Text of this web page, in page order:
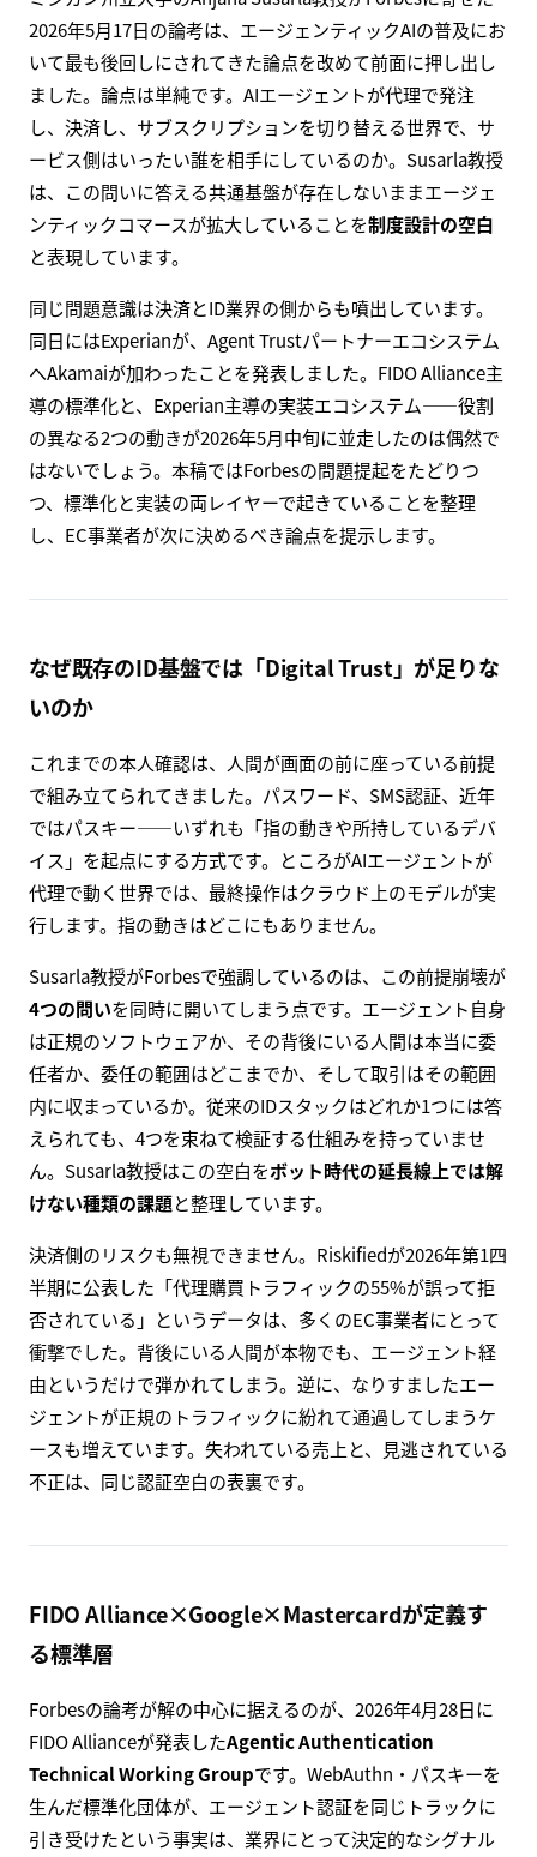
2026年5月17日の論考は、エージェンティックAIの普及にお
いて最も後回しにされてきた論点を改めて前面に押し出し
ました。論点は単純です。AIエージェントが代理で発注
し、決済し、サブスクリプションを切り替える世界で、サ
ービス側はいったい誰を相手にしているのか。Susarla教授
は、この問いに答える共通基盤が存在しないままエージェ
ンティックコマースが拡大していることを制度設計の空白
と表現しています。
同じ問題意識は決済とID業界の側からも噴出しています。
同日にはExperianが、Agent Trustパートナーエコシステム
へAkamaiが加わったことを発表しました。FIDO Alliance主
導の標準化と、Experian主導の実装エコシステム——役割
の異なる2つの動きが2026年5月中旬に並走したのは偶然で
はないでしょう。本稿ではForbesの問題提起をたどりつ
つ、標準化と実装の両レイヤーで起きていることを整理
し、EC事業者が次に決めるべき論点を提示します。
なぜ既存のID基盤では「Digital Trust」が足りな
いのか
これまでの本人確認は、人間が画面の前に座っている前提
で組み立てられてきました。パスワード、SMS認証、近年
ではパスキー——いずれも「指の動きや所持しているデバ
イス」を起点にする方式です。ところがAIエージェントが
代理で動く世界では、最終操作はクラウド上のモデルが実
行します。指の動きはどこにもありません。
Susarla教授がForbesで強調しているのは、この前提崩壊が
4つの問いを同時に開いてしまう点です。エージェント自身
は正規のソフトウェアか、その背後にいる人間は本当に委
任者か、委任の範囲はどこまでか、そして取引はその範囲
内に収まっているか。従来のIDスタックはどれか1つには答
えられても、4つを束ねて検証する仕組みを持っていませ
ん。Susarla教授はこの空白をボット時代の延長線上では解
けない種類の課題と整理しています。
決済側のリスクも無視できません。Riskifiedが2026年第1四
半期に公表した「代理購買トラフィックの55%が誤って拒
否されている」というデータは、多くのEC事業者にとって
衝撃でした。背後にいる人間が本物でも、エージェント経
由というだけで弾かれてしまう。逆に、なりすましたエー
ジェントが正規のトラフィックに紛れて通過してしまうケ
ースも増えています。失われている売上と、見逃されている
不正は、同じ認証空白の表裏です。
FIDO Alliance×Google×Mastercardが定義す
る標準層
Forbesの論考が解の中心に据えるのが、2026年4月28日に
FIDO Allianceが発表したAgentic Authentication
Technical Working Groupです。WebAuthn・パスキーを
生んだ標準化団体が、エージェント認証を同じトラックに
引き受けたという事実は、業界にとって決定的なシグナル